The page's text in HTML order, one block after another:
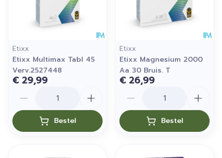
Etixx
Etixx Multimax Tabl 45
Verv.2527448
€ 29,99
Bestel
Etixx
Etixx Magnesium 2000
Aa 30 Bruis. T
€ 26,99
Bestel